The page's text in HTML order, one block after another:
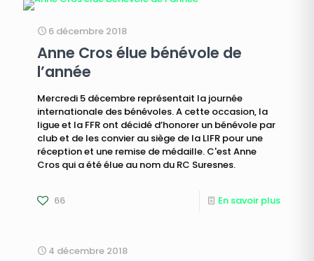
6 décembre 2018
Anne Cros élue bénévole de
l’année
Mercredi 5 décembre représentait la journée
internationale des bénévoles. A cette occasion, la
ligue et la FFR ont décidé d’honorer un bénévole par
club et de les convier au siège de la LIFR pour une
réception et une remise de médaille. C'est Anne
Cros qui a été élue au nom du RC Suresnes.
66 En savoir plus
4 décembre 2018